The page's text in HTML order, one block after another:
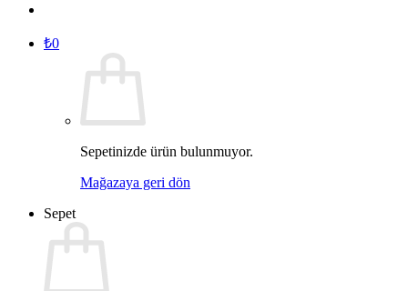
₺0
Sepetinizde ürün bulunmuyor.
Mağazaya geri dön
Sepet